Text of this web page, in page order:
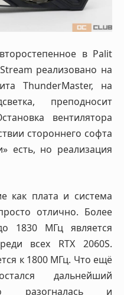
в Palit
реализовано на
ThunderMaster, на
преподносит
вентилятора
стороннего софта
есть, но реализация
как плата и система
отлично. Более
1830 МГц является
всех RTX 2060S.
к 1800 МГц. Что ещё
дальнейший
разогналась и